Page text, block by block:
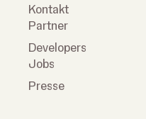
Kontakt
Partner
Developers
Jobs
Presse